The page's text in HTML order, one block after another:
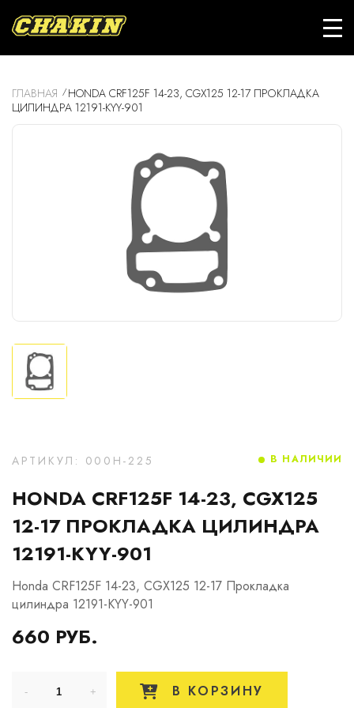
ГЛАВНАЯ
HONDA CRF125F 14-23, CGX125 12-17 ПРОКЛАДКА
ЦИЛИНДРА 12191-KYY-901
АРТИКУЛ: 000H-225
HONDA CRF125F 14-23, CGX125
12-17 ПРОКЛАДКА ЦИЛИНДРА
12191-KYY-901
Honda CRF125F 14-23, CGX125 12-17 Прокладка
цилиндра 12191-KYY-901
660 РУБ.
В НАЛИЧИИ
В КОРЗИНУ